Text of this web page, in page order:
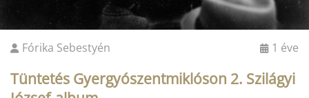
Fórika Sebestyén 1 éve
Tüntetés Gyergyószentmiklóson 2. Szilágyi